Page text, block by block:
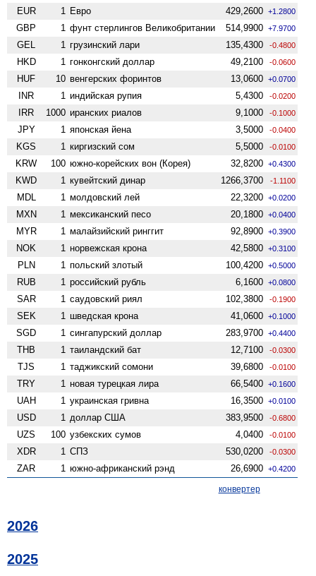
EUR 1 Евро 429,2600 +1.2800
GBP 1 фунт стерлингов Велико­британии 514,9900 +7.9700
GEL 1 грузинский лари 135,4300 -0.4800
HKD 1 гонконгский доллар 49,2100 -0.0600
HUF 10 венгерских форинтов 13,0600 +0.0700
INR 1 индийская рупия 5,4300 -0.0200
IRR 1000 иранских риалов 9,1000 -0.1000
JPY 1 японская йена 3,5000 -0.0400
KGS 1 киргизский сом 5,5000 -0.0100
KRW 100 южно-корейских вон (Корея) 32,8200 +0.4300
KWD 1 кувейтский динар 1266,3700 -1.1100
MDL 1 молдовский лей 22,3200 +0.0200
MXN 1 мексиканский песо 20,1800 +0.0400
MYR 1 малайзийский ринггит 92,8900 +0.3900
NOK 1 норвежская крона 42,5800 +0.3100
PLN 1 польский злотый 100,4200 +0.5000
RUB 1 российский рубль 6,1600 +0.0800
SAR 1 саудовский риял 102,3800 -0.1900
SEK 1 шведская крона 41,0600 +0.1000
SGD 1 сингапурский доллар 283,9700 +0.4400
THB 1 таиландский бат 12,7100 -0.0300
TJS 1 таджикский сомони 39,6800 -0.0100
TRY 1 новая турецкая лира 66,5400 +0.1600
UAH 1 украинская гривна 16,3500 +0.0100
USD 1 доллар США 383,9500 -0.6800
UZS 100 узбекских сумов 4,0400 -0.0100
XDR 1 СПЗ 530,0200 -0.0300
ZAR 1 южно-африканский рэнд 26,6900 +0.4200
конвертер
2026
2025